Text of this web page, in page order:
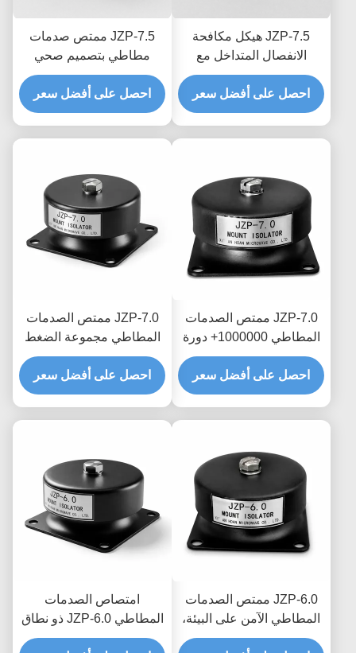
JZP-7.5 هيكل مكافحة
الانفصال المتداخل مع
امتصاص الصدمات
المطاطي مع تعقب الشرائح
المصنوعة بشكل دائم
احصل على أفضل سعر
JZP-7.5 ممتص صدمات
مطاطي بتصميم صحي
وسلس مع سهولة الغسل
والتخميد التدريجي
احصل على أفضل سعر
JZP-7.0 ممتص الصدمات
المطاطي 1000000+ دورة
التعب المثبط التحديثي
للمعدات القديمة
احصل على أفضل سعر
JZP-7.0 ممتص الصدمات
المطاطي مجموعة الضغط
المنخفض مرونة دائمة نسبة
التخميد الأمثل للآلات الثقيلة
احصل على أفضل سعر
JZP-6.0 ممتص الصدمات
المطاطي الآمن على البيئة،
مخمد ذاتي التشحيم خالي
امتصاص الصدمات
المطاطي JZP-6.0 ذو نطاق
درجة الحرارة الواسع لتصفية